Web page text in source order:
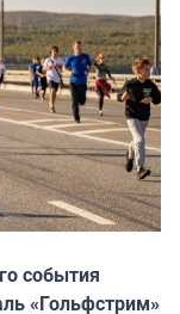
события
«Гольфстрим»